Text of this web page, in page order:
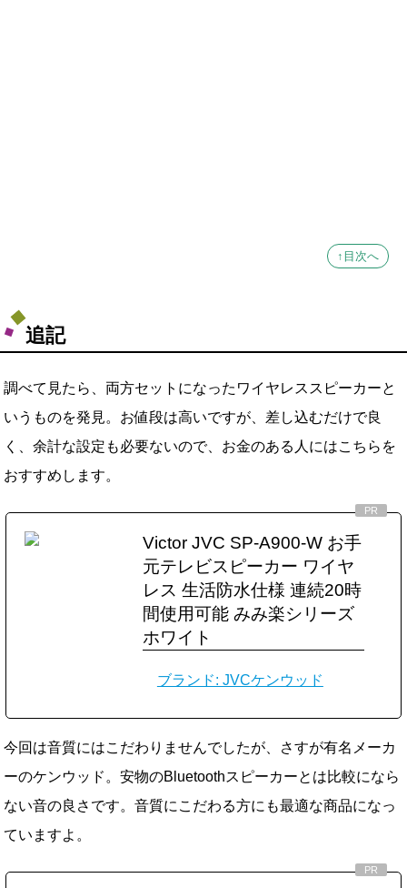
↑目次へ
追記
調べて見たら、両方セットになったワイヤレススピーカーと
いうものを発見。お値段は高いですが、差し込むだけで良
く、余計な設定も必要ないので、お金のある人にはこちらを
おすすめします。
Victor JVC SP-A900-W お手
元テレビスピーカー ワイヤ
レス 生活防水仕様 連続20時
間使用可能 みみ楽シリーズ
ホワイト
ブランド: JVCケンウッド
今回は音質にはこだわりませんでしたが、さすが有名メーカ
ーのケンウッド。安物のBluetoothスピーカーとは比較になら
ない音の良さです。音質にこだわる方にも最適な商品になっ
ていますよ。